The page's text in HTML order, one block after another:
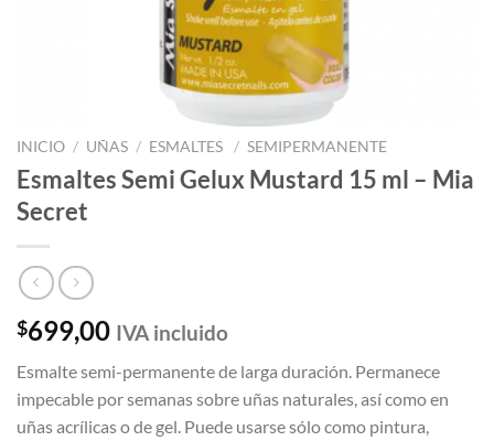
INICIO / UÑAS / ESMALTES / SEMIPERMANENTE
Esmaltes Semi Gelux Mustard 15 ml – Mia
Secret
$699,00 IVA incluido
Esmalte semi-permanente de larga duración. Permanece
impecable por semanas sobre uñas naturales, así como en
uñas acrílicas o de gel. Puede usarse sólo como pintura,